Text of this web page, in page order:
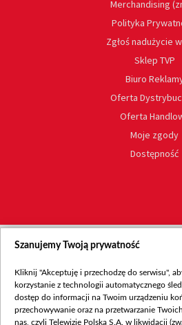
Merchandising
Polityka
Zgłoś nadużycie
Sklep TVP
Biuro
Oferta
Oferta
Moje zgody
Dostępność
Szanujemy Twoją prywatność
Kliknij "Akceptuję i przechodzę do serwisu",
korzystanie z technologii automatycznego
dostęp do informacji na Twoim urządzeniu
przechowywanie oraz na przetwarzanie
nas, czyli Telewizję Polską S.A. w likwidacji